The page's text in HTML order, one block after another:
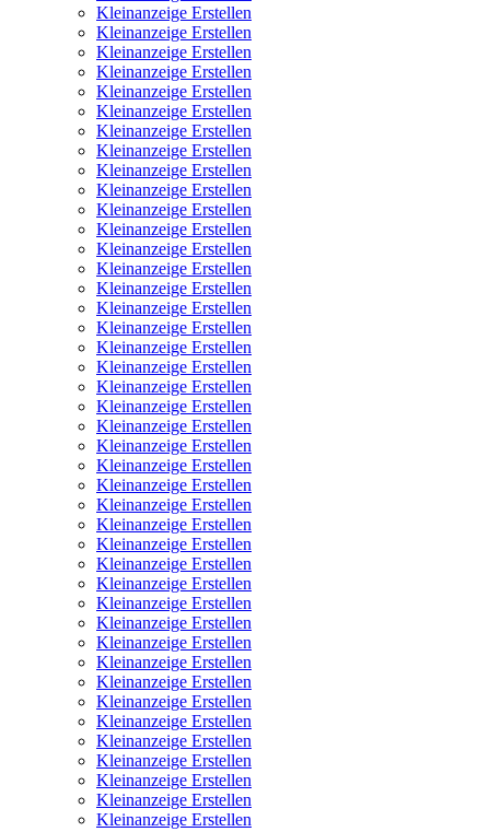
Kleinanzeige Erstellen
Kleinanzeige Erstellen
Kleinanzeige Erstellen
Kleinanzeige Erstellen
Kleinanzeige Erstellen
Kleinanzeige Erstellen
Kleinanzeige Erstellen
Kleinanzeige Erstellen
Kleinanzeige Erstellen
Kleinanzeige Erstellen
Kleinanzeige Erstellen
Kleinanzeige Erstellen
Kleinanzeige Erstellen
Kleinanzeige Erstellen
Kleinanzeige Erstellen
Kleinanzeige Erstellen
Kleinanzeige Erstellen
Kleinanzeige Erstellen
Kleinanzeige Erstellen
Kleinanzeige Erstellen
Kleinanzeige Erstellen
Kleinanzeige Erstellen
Kleinanzeige Erstellen
Kleinanzeige Erstellen
Kleinanzeige Erstellen
Kleinanzeige Erstellen
Kleinanzeige Erstellen
Kleinanzeige Erstellen
Kleinanzeige Erstellen
Kleinanzeige Erstellen
Kleinanzeige Erstellen
Kleinanzeige Erstellen
Kleinanzeige Erstellen
Kleinanzeige Erstellen
Kleinanzeige Erstellen
Kleinanzeige Erstellen
Kleinanzeige Erstellen
Kleinanzeige Erstellen
Kleinanzeige Erstellen
Kleinanzeige Erstellen
Kleinanzeige Erstellen
Kleinanzeige Erstellen